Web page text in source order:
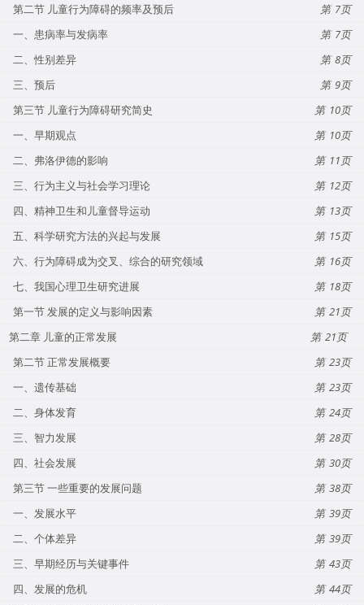
第二节 儿童行为障碍的频率及预后
7
一、患病率与发病率
7
二、性别差异
8
三、预后
9
第三节 儿童行为障碍研究简史
10
一、早期观点
10
二、弗洛伊德的影响
11
三、行为主义与社会学习理论
12
四、精神卫生和儿童督导运动
13
五、科学研究方法的兴起与发展
15
六、行为障碍成为交叉、综合的研究领域
16
七、我国心理卫生研究进展
18
第一节 发展的定义与影响因素
21
第二章 儿童的正常发展
21
第二节 正常发展概要
23
一、遗传基础
23
二、身体发育
24
三、智力发展
28
四、社会发展
30
第三节 一些重要的发展问题
38
一、发展水平
39
二、个体差异
39
三、早期经历与关键事件
43
四、发展的危机
44